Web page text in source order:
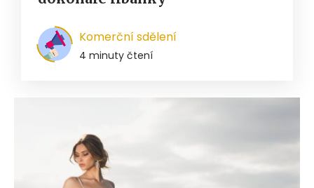
Komerční sdělení
4 minuty čtení